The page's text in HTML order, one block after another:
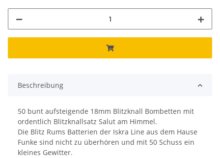
Beschreibung
50 bunt aufsteigende 18mm Blitzknall Bombetten mit
ordentlich Blitzknallsatz Salut am Himmel.
Die Blitz Rums Batterien der Iskra Line aus dem Hause
Funke sind nicht zu überhören und mit 50 Schuss ein
kleines Gewitter.